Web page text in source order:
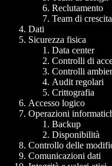
Reclutamento
Team di
Dati
Sicurezza fisica
Data center
Controlli di
Controlli
Audit regolari
Crittografia
Accesso logico
Operazioni
Backup
Disponibilità
Controllo delle
Comunicazioni dati